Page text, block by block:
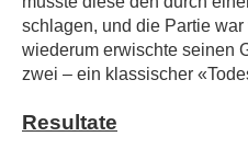
schlagen, und die Partie
wiederum erwischte seinen
zwei – ein klassischer
Resultate